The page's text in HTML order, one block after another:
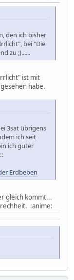
den ich bisher
bei "Die
zu ;)......
ist mit
habe.
3sat übrigens
ich seit
ich guter
Erdbeben
gleich kommt...
:anime: